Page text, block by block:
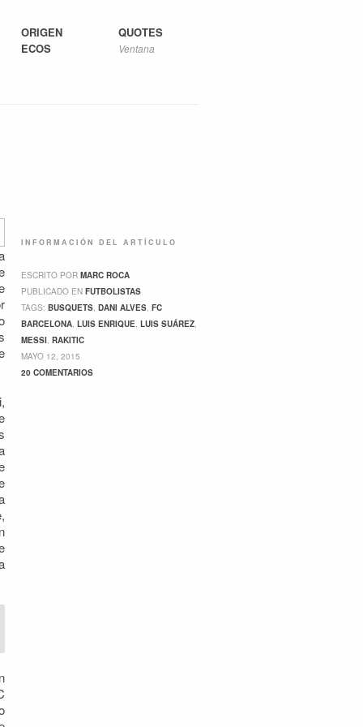
ORIGEN
ECOS
QUOTES
Ventana
INFORMACIÓN DEL ARTÍCULO
ESCRITO POR MARC ROCA
PUBLICADO EN FUTBOLISTAS
TAGS: BUSQUETS, DANI ALVES, FC
BARCELONA, LUIS ENRIQUE, LUIS SUÁREZ,
MESSI, RAKITIC
MAYO 12, 2015
20 COMENTARIOS